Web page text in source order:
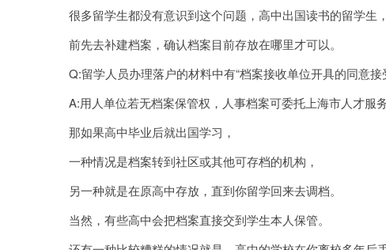
很多留学生都没有意识到这个问题，高中出国读书的留学
前先去补建档案，确认档案目前存放在哪里才可以。
Q:留学人员办理落户的材料中有“档案接收单位开具的同意
A:用人单位若无档案保管权，人事档案可委托上海市人才服
那如果高中毕业后就出国学习，
一种情况是档案转到社区或其他可存档的机构，
另一种就是在原高中存放，直到你留学回来去调档。
当然，有些高中会把档案直接交到学生本人保管。